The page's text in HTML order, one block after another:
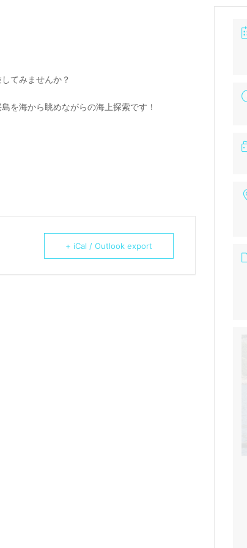
てみませんか？
を海から眺めながらの海上探索です！
+ iCal / Outlook export